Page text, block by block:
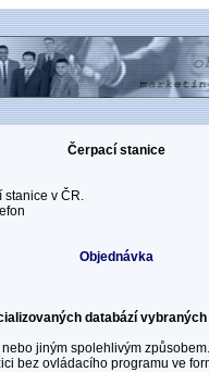
Čerpací stanice
stanice v ČR.
Objednávka
databází
jiným spolehlivým
bez ovládacího programu ve